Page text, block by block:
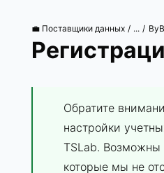
💼 Поставщики данных / ... /
Обратите
настройки
TSLab. Возможны
которые мы не